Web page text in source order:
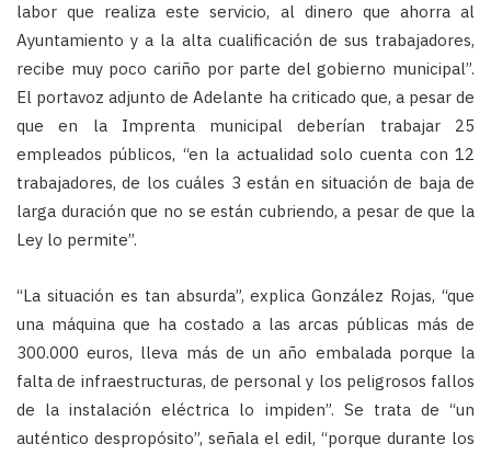
labor que realiza este servicio, al dinero que ahorra al
Ayuntamiento y a la alta cualificación de sus trabajadores,
recibe muy poco cariño por parte del gobierno municipal”.
El portavoz adjunto de Adelante ha criticado que, a pesar de
que en la Imprenta municipal deberían trabajar 25
empleados públicos, “en la actualidad solo cuenta con 12
trabajadores, de los cuáles 3 están en situación de baja de
larga duración que no se están cubriendo, a pesar de que la
Ley lo permite”.
“La situación es tan absurda”, explica González Rojas, “que
una máquina que ha costado a las arcas públicas más de
300.000 euros, lleva más de un año embalada porque la
falta de infraestructuras, de personal y los peligrosos fallos
de la instalación eléctrica lo impiden”. Se trata de “un
auténtico despropósito”, señala el edil, “porque durante los